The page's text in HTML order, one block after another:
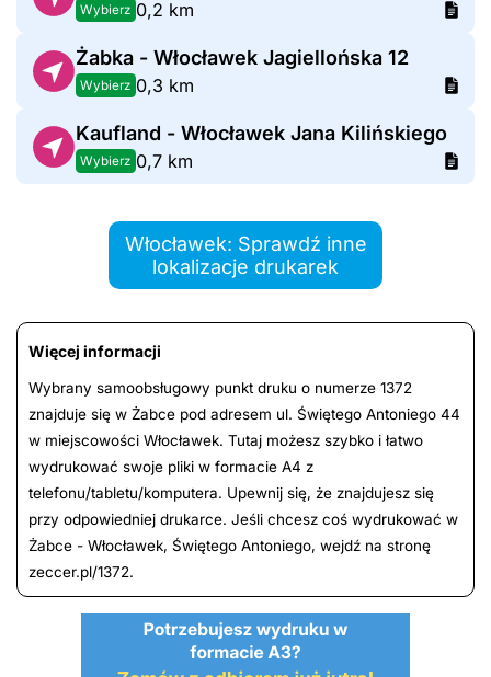
Wybierz 0,2 km
Żabka - Włocławek Jagiellońska 12
Wybierz 0,3 km
Kaufland - Włocławek Jana Kilińskiego
Wybierz 0,7 km
Włocławek: Sprawdź inne
lokalizacje drukarek
Więcej informacji
Wybrany samoobsługowy punkt druku o numerze 1372
znajduje się w Żabce pod adresem ul. Świętego Antoniego 44
w miejscowości Włocławek. Tutaj możesz szybko i łatwo
wydrukować swoje pliki w formacie A4 z
telefonu/tabletu/komputera. Upewnij się, że znajdujesz się
przy odpowiedniej drukarce. Jeśli chcesz coś wydrukować w
Żabce - Włocławek, Świętego Antoniego, wejdź na stronę
zeccer.pl/1372.